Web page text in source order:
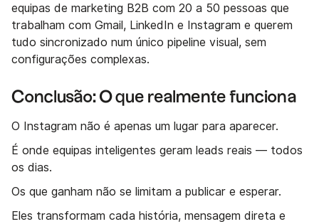
equipas de marketing B2B com 20 a 50 pessoas que
trabalham com Gmail, LinkedIn e Instagram e querem
tudo sincronizado num único pipeline visual, sem
configurações complexas.
Conclusão: O que realmente funciona
O Instagram não é apenas um lugar para aparecer.
É onde equipas inteligentes geram leads reais — todos
os dias.
Os que ganham não se limitam a publicar e esperar.
Eles transformam cada história, mensagem direta e